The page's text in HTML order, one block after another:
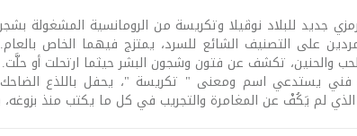
جديد للبلاد نوڨيلا وتكريسة من الرومانسية المشغولة
على التصنيف الشائع للسرد، يمتزج فيهما الخاص
والحنين، تكشف عن فتون وشجون البشر حيثما ارتحلت أو
يستدعي اسم ومعنى " تكريسة "، يحفل باللذع
الذي لم يَكُفْ عن المغامرة والتجريب في كل ما يكتب منذ بزوغه،